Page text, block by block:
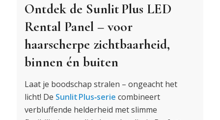
Ontdek de Sunlit Plus LED
Rental Panel – voor
haarscherpe zichtbaarheid,
binnen én buiten
Laat je boodschap stralen – ongeacht het
licht! De Sunlit Plus‑serie combineert
verbluffende helderheid met slimme